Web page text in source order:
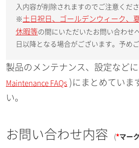
入内容が削除されますのでご注意くださ
※ 土日祝日、ゴールデンウィーク、
休暇等の間にいただいたお問い合わせ
日以降となる場合がございます。予め
製品のメンテナンス、設定など
Maintenance FAQs )にまとめていま
い。
お問い合わせ内容 (*マー